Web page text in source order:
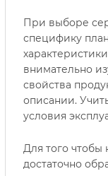
При выборе
специфику
внимательно
свойства
описании.
условия
Для того чтобы
достаточно